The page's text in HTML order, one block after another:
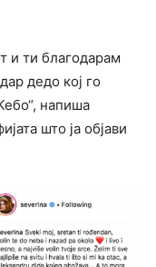
и ти благодарам
дедо кој го
напиша
што ја објави